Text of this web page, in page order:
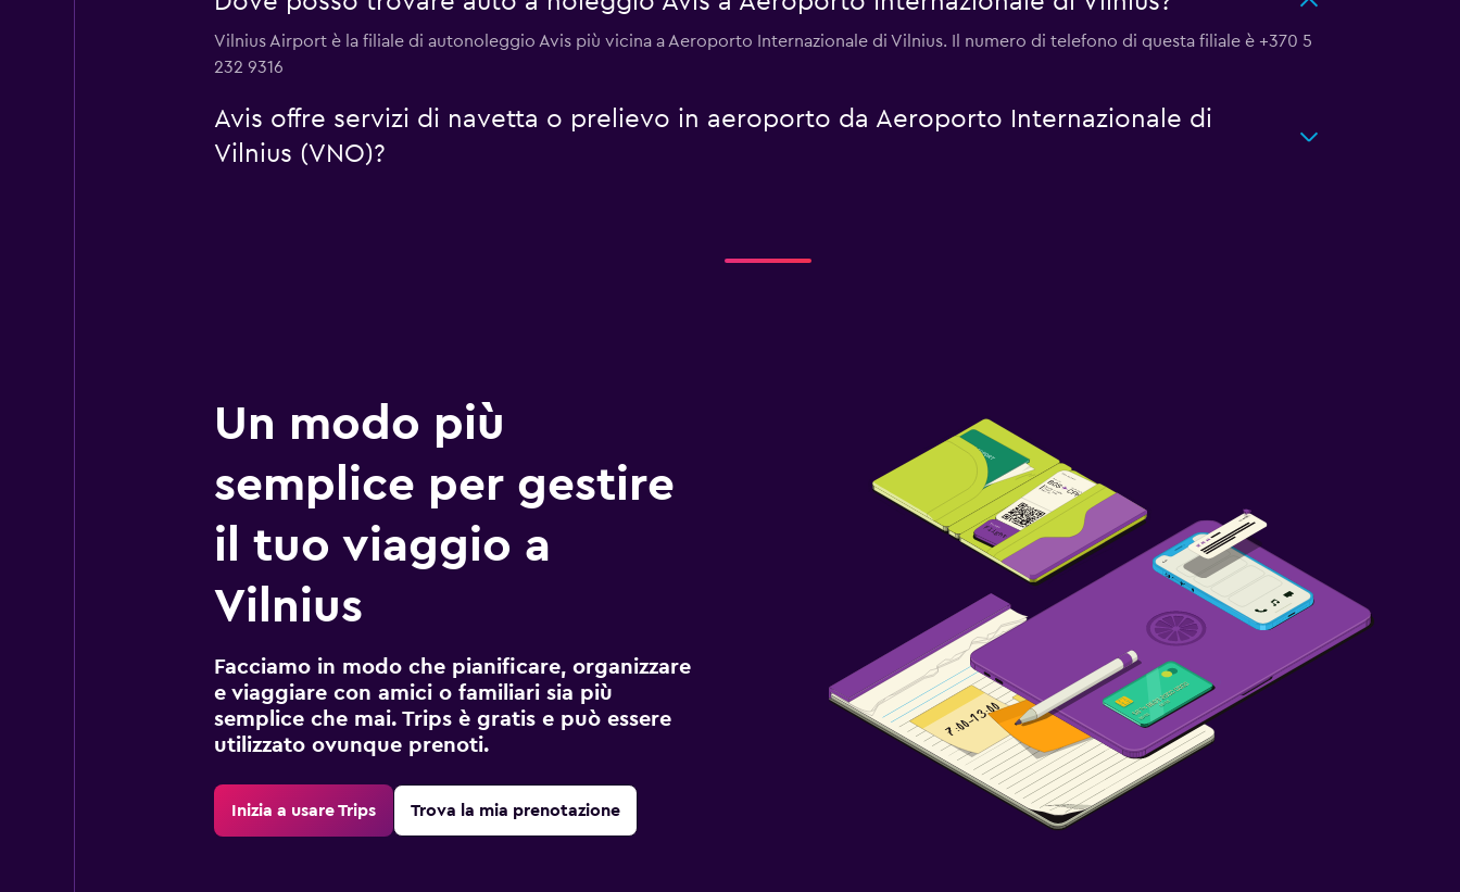
Vilnius Airport è la filiale di autonoleggio Avis più vicina a Aeroporto Internazionale di Vilnius. Il numero di telefono di questa filiale è +370 5
232 9316
Avis offre servizi di navetta o prelievo in aeroporto da Aeroporto Internazionale di
Vilnius (VNO)?
Un modo più
semplice per gestire
il tuo viaggio a
Vilnius
Facciamo in modo che pianificare, organizzare
e viaggiare con amici o familiari sia più
semplice che mai. Trips è gratis e può essere
utilizzato ovunque prenoti.
Inizia a usare Trips Trova la mia prenotazione